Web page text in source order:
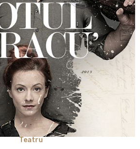
Teatru